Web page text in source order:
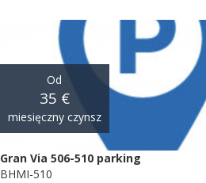
Od
35 €
miesięczny czynsz
Gran Via 506-510 parking
BHMI-510